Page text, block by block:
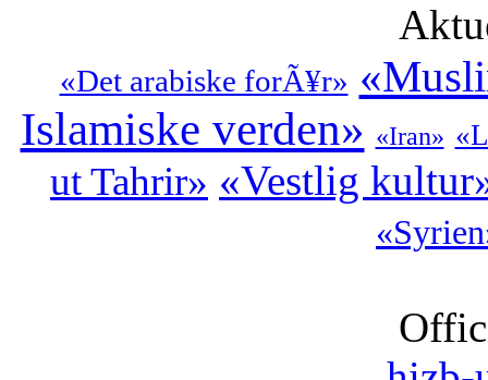
«Det arabiske forÃ¥r»
Islamiske verden» «Iran»
ut Tahrir» «Vestlig